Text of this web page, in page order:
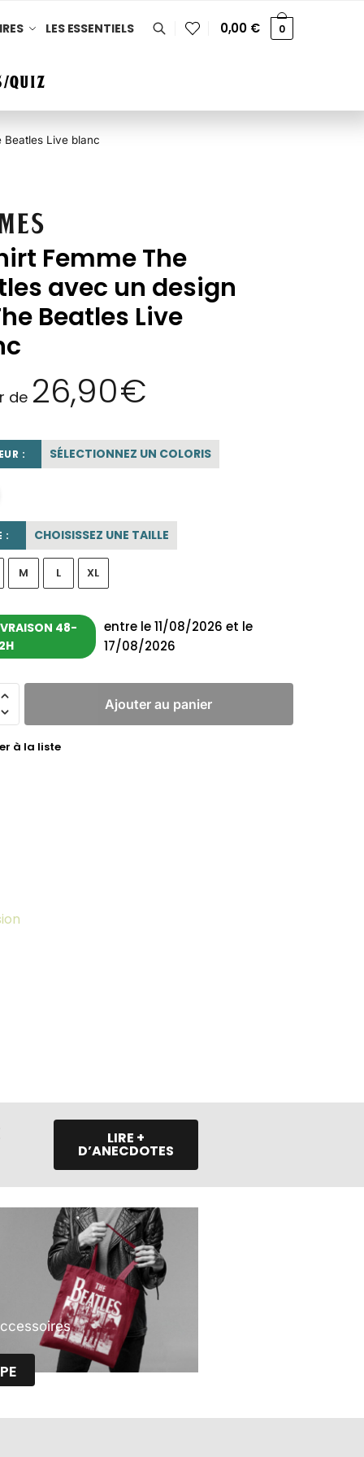
LES ESSENTIELS 0,00 € 0
QUIZ
Beatles Live blanc
Femme The
avec un design
Beatles Live
de 26,90€
: SÉLECTIONNEZ UN COLORIS
: CHOISISSEZ UNE TAILLE
M L XL
48-
entre le 11/08/2026 et le
17/08/2026
Ajouter au panier
à la liste
LIRE +
D’ANECDOTES